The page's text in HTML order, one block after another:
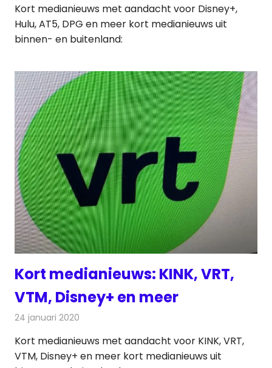
Kort medianieuws met aandacht voor Disney+,
Hulu, AT5, DPG en meer kort medianieuws uit
binnen- en buitenland:
Kort medianieuws: KINK, VRT,
VTM, Disney+ en meer
24 januari 2020
Kort medianieuws met aandacht voor KINK, VRT,
VTM, Disney+ en meer kort medianieuws uit